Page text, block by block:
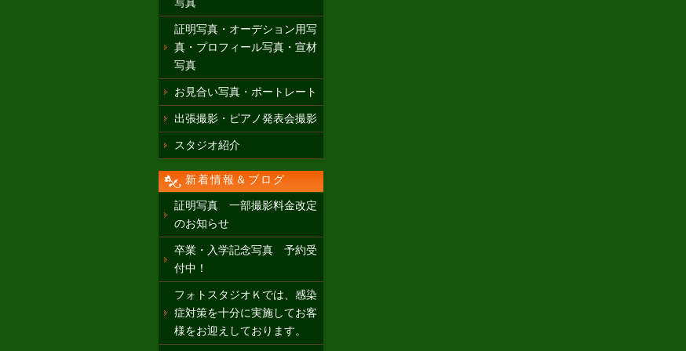
写真
証明写真・オーデション用写
真・プロフィール写真・宣材
写真
お見合い写真・ポートレート
出張撮影・ピアノ発表会撮影
スタジオ紹介
新着情報＆ブログ
証明写真 一部撮影料金改定
のお知らせ
卒業・入学記念写真 予約受
付中！
フォトスタジオＫでは、感染
症対策を十分に実施してお客
様をお迎えしております。